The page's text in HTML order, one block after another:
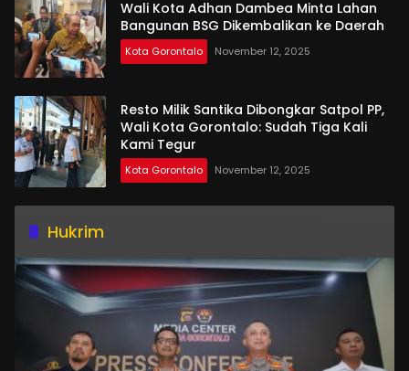
Wali Kota Adhan Dambea Minta Lahan
Bangunan BSG Dikembalikan ke Daerah
Kota Gorontalo November 12, 2025
Resto Milik Santika Dibongkar Satpol PP,
Wali Kota Gorontalo: Sudah Tiga Kali
Kami Tegur
Kota Gorontalo November 12, 2025
Hukrim